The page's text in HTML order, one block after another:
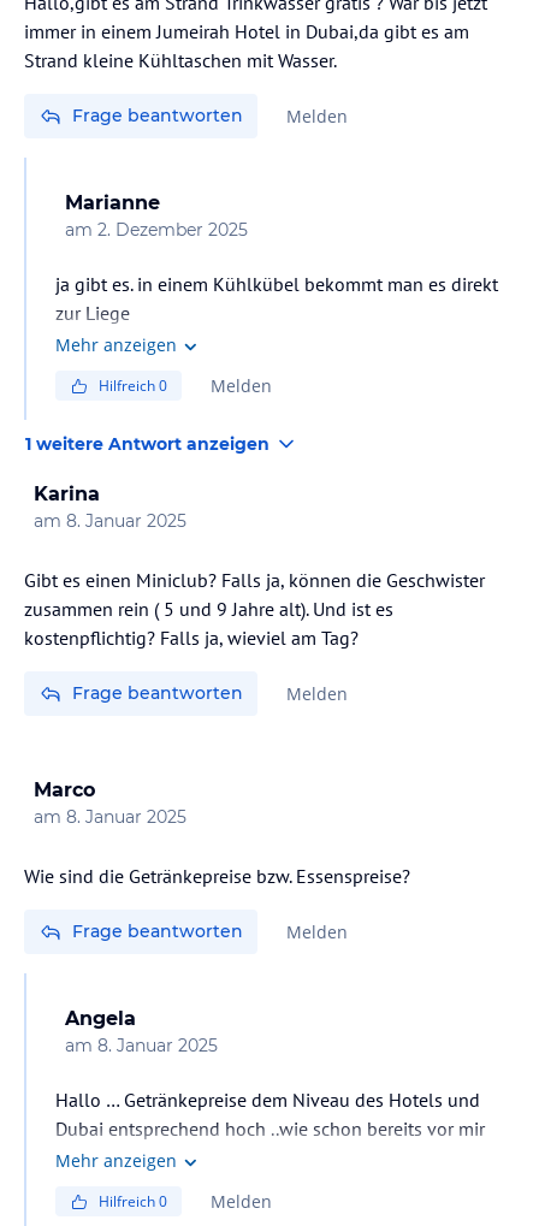
immer in einem Jumeirah Hotel in Dubai,da gibt es am
Strand kleine Kühltaschen mit Wasser.
Frage beantworten Melden
Marianne
am 2. Dezember 2025
ja gibt es. in einem Kühlkübel bekommt man es direkt
zur Liege
Mehr anzeigen
Hilfreich0 Melden
1 weitere Antwort anzeigen
Karina
am 8. Januar 2025
Gibt es einen Miniclub? Falls ja, können die Geschwister
zusammen rein ( 5 und 9 Jahre alt). Und ist es
kostenpflichtig? Falls ja, wieviel am Tag?
Frage beantworten Melden
Marco
am 8. Januar 2025
Wie sind die Getränkepreise bzw. Essenspreise?
Frage beantworten Melden
Angela
am 8. Januar 2025
Hallo … Getränkepreise dem Niveau des Hotels und
Dubai entsprechend hoch ..wie schon bereits vor mir
beantwortet .. auf jeden Fall HP zu empfehlen.. Essen ist
Fehler !
Mehr anzeigen
Hilfreich0 Melden